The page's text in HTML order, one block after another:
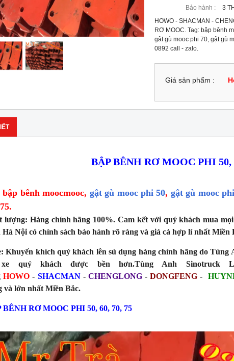
Bảo hành :
3
HOWO - SHACMAN -
RƠ MOOC. Tag: bập bênh
gât gù mooc phi 70, gật gù
0892 call - zalo.
Giá sản phẩm :
BẬP BÊNH RƠ MOOC PHI 50,
bập bênh moocmooc, gật gù mooc phi 50, gật gù mooc
lượng: Hàng chính hãng 100%. Cam kết với quý khách mua
Hà Nội có chính sách bảo hành rõ ràng và giá cả hợp lí nhất Miền
Khuyến khích quý khách lên sủ dụng hàng chính hãng do
quý khách được bền hơn.Tùng Anh Sinotruck
HOWO - SHACMAN- CHENGLONG-DONGFENG -
và lớn nhất Miền Bắc.
BÊNH RƠ MOOC PHI 50, 60, 70, 75